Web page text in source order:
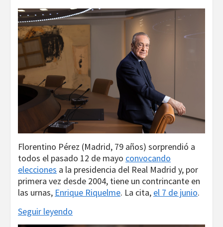
Florentino Pérez (Madrid, 79 años) sorprendió a
todos el pasado 12 de mayo convocando
elecciones a la presidencia del Real Madrid y, por
primera vez desde 2004, tiene un contrincante en
las urnas, Enrique Riquelme. La cita, el 7 de junio.
Seguir leyendo